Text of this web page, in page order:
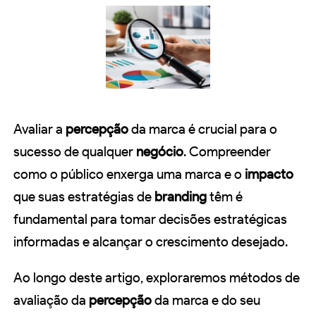
Avaliar a percepçãoda marca é crucial para o
sucesso de qualquer negócio. Compreender
como o público enxerga uma marca e o impacto
que suas estratégias de brandingtêm é
fundamental para tomar decisões estratégicas
informadas e alcançar o crescimento desejado.
Ao longo deste artigo, exploraremos métodos de
avaliação da percepçãoda marca e do seu